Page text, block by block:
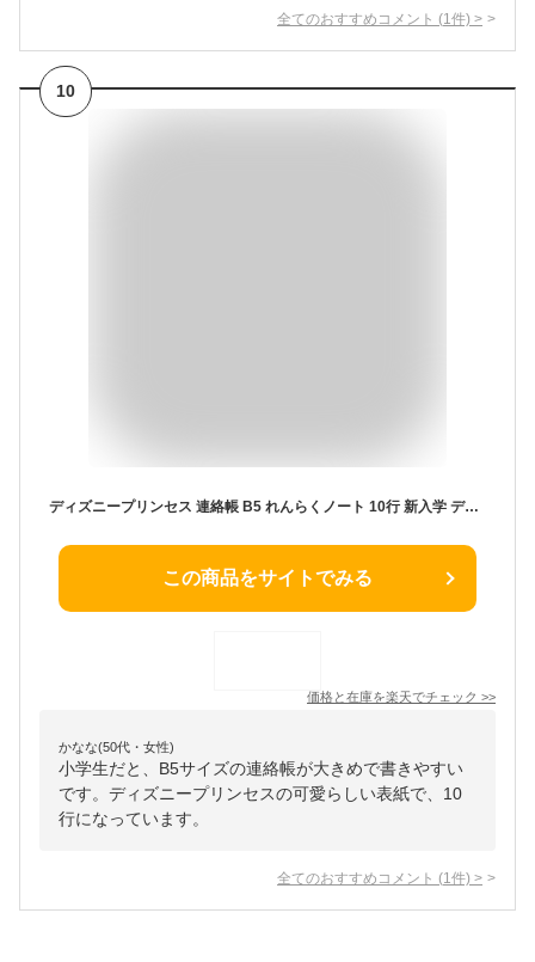
全てのおすすめコメント (1 件) >
10
ディズニープリンセス 連絡帳 B5 れんらくノート 10行 新入学 ディズニー サンスター文具 新学期準備文具 小学生 キャラクター グッズ メール便可 シネマコレクション プレゼント 男の子 女の子 ギフトバレンタイン
この商品をサイトでみる
価格と在庫を楽天でチェック >>
かなな(50代・女性)
小学生だと、B5サイズの連絡帳が大きめで書きやすい
です。ディズニープリンセスの可愛らしい表紙で、10
行になっています。
全てのおすすめコメント (1 件) >